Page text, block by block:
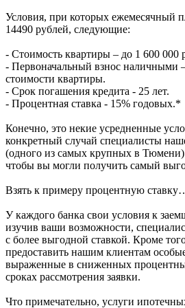
Условия, при которых ежемесячный
14490 рублей, следующие:
- Стоимость квартиры – до 1 600 000
- Первоначальный взнос наличными
стоимости квартиры.
- Срок погашения кредита - 25 лет.
- Процентная ставка - 15% годовых.*
Конечно, это некие усредненные
конкретный случай специалисты
(одного из самых крупных в Тюмени)
чтобы вы могли получить самый
Взять к примеру процентную
У каждого банка свои условия к
изучив ваши возможности,
с более выгодной ставкой. Кроме
предоставить нашим клиентам
выраженные в сниженных
сроках рассмотрения заявки.
Что примечательно, услуги